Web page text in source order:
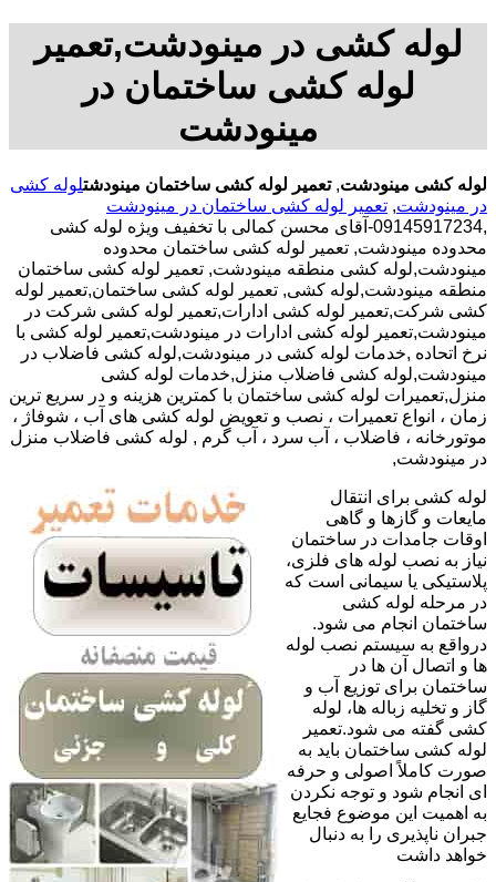
لوله کشی در مینودشت,تعمیر
لوله کشی ساختمان در
مینودشت
لوله کشی مینودشت,تعمیر لوله کشی ساختمان مینودشتلوله کشی
در مینودشت, تعمیر لوله کشی ساختمان در مینودشت
,09145917234-آقای محسن کمالی با تخفیف ویژه لوله کشی
محدوده مینودشت, تعمیر لوله کشی ساختمان محدوده
مینودشت,لوله کشی منطقه مینودشت, تعمیر لوله کشی ساختمان
منطقه مینودشت,لوله کشی, تعمیر لوله کشی ساختمان,تعمیر لوله
کشی شرکت,تعمیر لوله کشی ادارات,تعمیر لوله کشی شرکت در
مینودشت,تعمیر لوله کشی ادارات در مینودشت,تعمیر لوله کشی با
نرخ اتحاده ,خدمات لوله کشی در مینودشت,لوله کشی فاضلاب در
مینودشت,لوله کشی فاضلاب منزل,خدمات لوله کشی
منزل,تعمیرات لوله کشی ساختمان با کمترین هزینه و در سریع ترین
زمان ، انواع تعمیرات ، نصب و تعویض لوله کشی های آب ، شوفاژ ،
موتورخانه ، فاضلاب ، آب سرد ، آب گرم , لوله کشی فاضلاب منزل
در مینودشت,
لوله کشی برای انتقال
مایعات و گازها و گاهی
اوقات جامدات در ساختمان
نیاز به نصب لوله های فلزی،
پلاستیکی یا سیمانی است که
در مرحله لوله کشی
ساختمان انجام می شود.
درواقع به سیستم نصب لوله
ها و اتصال آن ها در
ساختمان برای توزیع آب و
گاز و تخلیه زباله ها، لوله
کشی گفته می شود.تعمیر
لوله کشی ساختمان باید به
صورت کاملاً اصولی و حرفه
ای انجام شود و توجه نکردن
به اهمیت این موضوع فجایع
جبران ناپذیری را به دنبال
خواهد داشت